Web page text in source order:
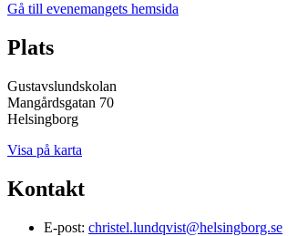
Gå till evenemangets hemsida
Plats
Gustavslundskolan
Mangårdsgatan 70
Helsingborg
Visa på karta
Kontakt
E-post: christel.lundqvist@helsingborg.se